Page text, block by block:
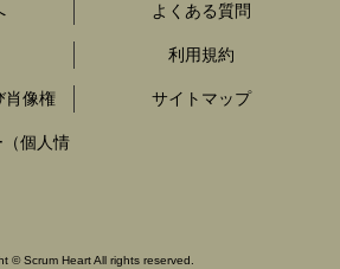
よくある質問
利用規約
肖像権 サイトマップ
個人情
©Scrum Heart All rights reserved.